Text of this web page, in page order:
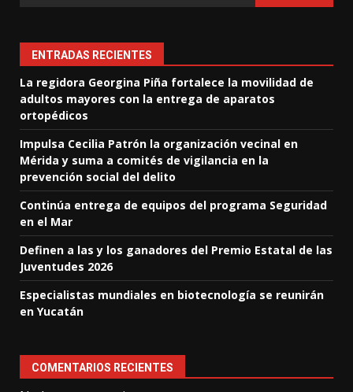
ENTRADAS RECIENTES
La regidora Georgina Piña fortalece la movilidad de
adultos mayores con la entrega de aparatos
ortopédicos
Impulsa Cecilia Patrón la organización vecinal en
Mérida y suma a comités de vigilancia en la
prevención social del delito
Continúa entrega de equipos del programa Seguridad
en el Mar
Definen a las y los ganadores del Premio Estatal de las
Juventudes 2026
Especialistas mundiales en biotecnología se reunirán
en Yucatán
COMENTARIOS RECIENTES